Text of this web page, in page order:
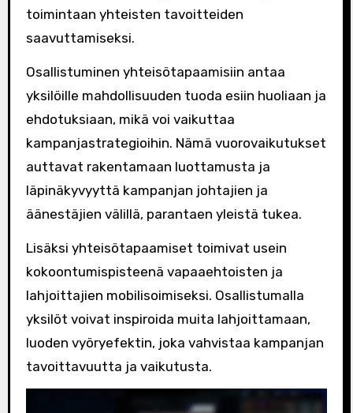
toimintaan yhteisten tavoitteiden
saavuttamiseksi.
Osallistuminen yhteisötapaamisiin antaa
yksilöille mahdollisuuden tuoda esiin huoliaan ja
ehdotuksiaan, mikä voi vaikuttaa
kampanjastrategioihin. Nämä vuorovaikutukset
auttavat rakentamaan luottamusta ja
läpinäkyvyyttä kampanjan johtajien ja
äänestäjien välillä, parantaen yleistä tukea.
Lisäksi yhteisötapaamiset toimivat usein
kokoontumispisteenä vapaaehtoisten ja
lahjoittajien mobilisoimiseksi. Osallistumalla
yksilöt voivat inspiroida muita lahjoittamaan,
luoden vyöryefektin, joka vahvistaa kampanjan
tavoittavuutta ja vaikutusta.